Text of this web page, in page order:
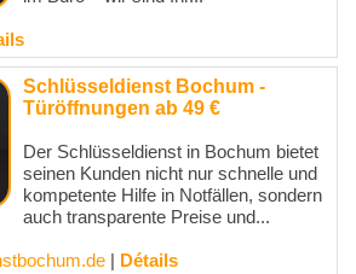
Schlüsseldienst Bochum -
Türöffnungen ab 49 €
Der Schlüsseldienst in Bochum bietet
seinen Kunden nicht nur schnelle und
kompetente Hilfe in Notfällen, sondern
auch transparente Preise und...
Détails